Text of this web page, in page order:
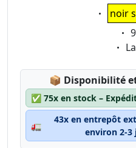
noir
📦 Lagerstatus:
Disponibilité
✅ 75x en stock –
🚛
43x en entrepôt
environ 2-3